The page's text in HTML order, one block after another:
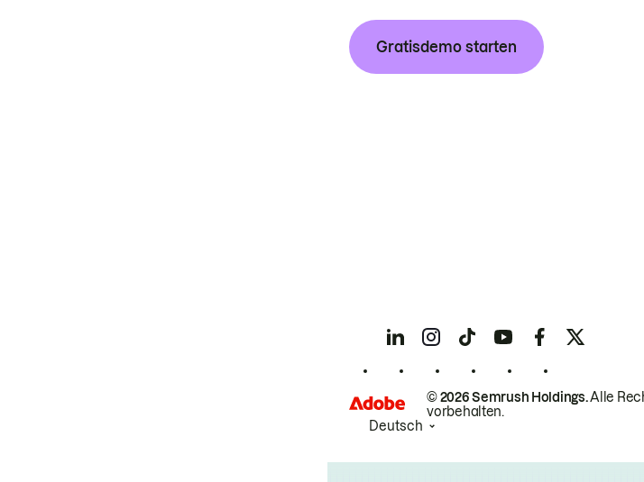
Gratisdemo starten
© 2026 Semrush Holdings.Alle
vorbehalten.
Deutsch